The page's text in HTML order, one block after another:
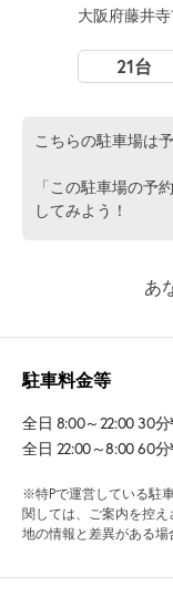
大阪府藤井
21台
こちらの駐車場は
「この駐車場の予
してみよう！
あ
駐車料金等
全日 8:00～22:00 30分
全日 22:00～8:00 60分
※特Pで運営している駐
関しては、ご案内を控
地の情報と差異がある場